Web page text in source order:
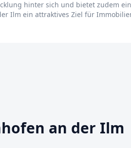
hinter sich und bietet zudem
Ilm ein attraktives Ziel für
an der Ilm